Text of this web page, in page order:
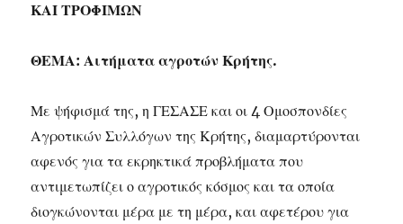
ΚΑΙ ΤΡΟΦΙΜΩΝ
ΘΕΜΑ: Αιτήματα αγροτών Κρήτης.
Με ψήφισμά της, η ΓΕΣΑΣΕ και οι 4 Ομοσπονδίες
Αγροτικών Συλλόγων της Κρήτης, διαμαρτύρονται
αφενός για τα εκρηκτικά προβλήματα που
αντιμετωπίζει ο αγροτικός κόσμος και τα οποία
διογκώνονται μέρα με τη μέρα, και αφετέρου για